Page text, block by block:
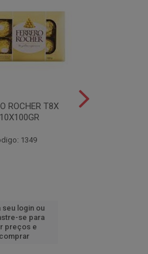
ROCHER T8X
1349
seu login ou
se para
preços e
comprar